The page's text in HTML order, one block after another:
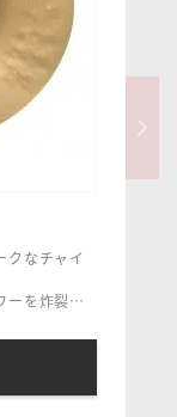
なチャイ
ーを炸裂さ